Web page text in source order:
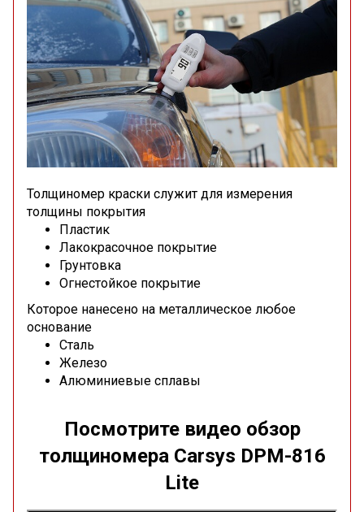
Толщиномер краски служит для измерения
толщины покрытия
Пластик
Лакокрасочное покрытие
Грунтовка
Огнестойкое покрытие
Которое нанесено на металлическое любое
основание
Сталь
Железо
Алюминиевые сплавы
Посмотрите видео обзор
толщиномера Carsys DPM-816
Lite